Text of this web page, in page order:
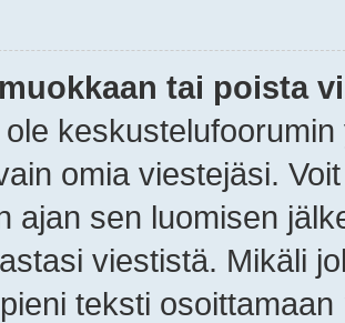
tai poista
omia viestejäsi.
ajan sen luomisen
viestistä. Mikäli
teksti